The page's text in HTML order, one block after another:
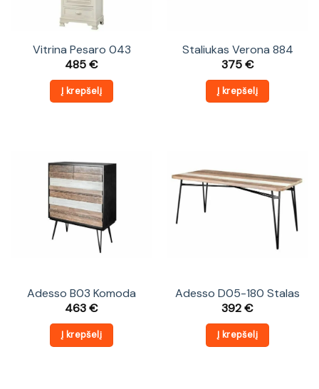
Vitrina Pesaro 043
485€
Į krepšelį
Staliukas Verona 884
375€
Į krepšelį
Adesso B03 Komoda
463€
Į krepšelį
Adesso D05-180 Stalas
392€
Į krepšelį